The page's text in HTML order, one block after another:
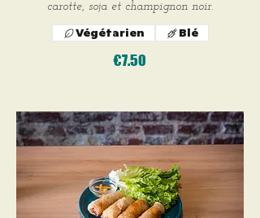
carotte, soja et champignon noir.
€7.50
Végétarien Blé